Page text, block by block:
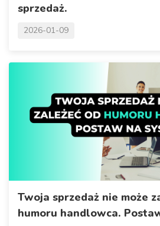
sprzedaż.
2026-01-09
Twoja sprzedaż nie może
humoru handlowca.